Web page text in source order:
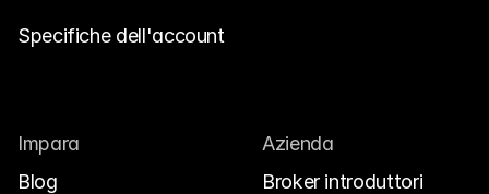
Specifiche dell'account
Impara
Blog
Azienda
Broker introduttori